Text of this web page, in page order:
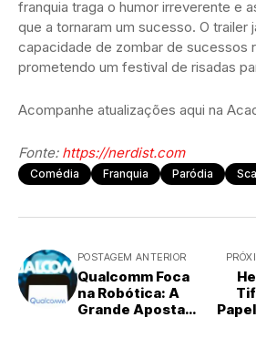
franquia traga o humor irreverente e
que a tornaram um sucesso. O trailer
capacidade de zombar de sucessos
prometendo um festival de risadas
Acompanhe atualizações aqui na
Fonte: https://nerdist.com
Comédia Franquia Paródia
POSTAGEM ANTERIOR
Qualcomm Foca
na Robótica: A
Grande Aposta